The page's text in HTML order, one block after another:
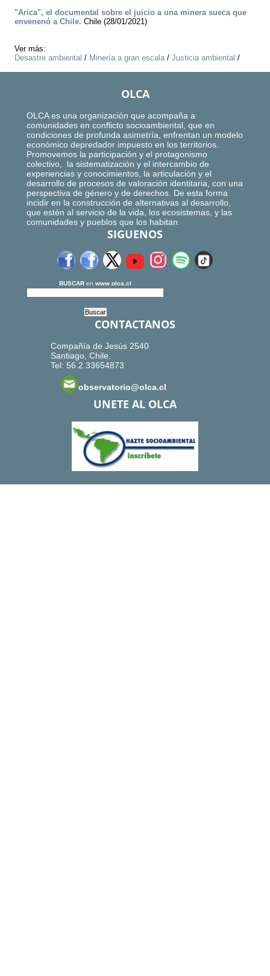
"Arica", el documental sobre el juicio a una minera sueca que
envenenó a Chile. Chile (28/01/2021)
Ver más:
Desastre ambiental / Minería a gran escala/ Justicia ambiental /
OLCA
OLCA es una organización que acompaña a
comunidades en conflicto socioambiental, que en
condiciones de profunda asimetría, enfrentan un modelo
económico depredador impuesto en los territorios.
Promovemos la participación y el protagonismo
colectivo, la sistematización y el intercambio de
experiencias y conocimientos, la articulación y el
desarrollo de procesos de valoración identitaria, con una
perspectiva de género y de derechos. De esta forma
incidir en la construcción de alternativas al desarrollo,
que estén al servicio de la vida, los ecosistemas, y las
comunidades y pueblos que los habitan.
SIGUENOS
BUSCAR en www.olca.cl
CONTACTANOS
Compañía de Jesús 2540
Santiago, Chile.
Tel: 56.2.33654873
observatorio@olca.cl
UNETE AL OLCA